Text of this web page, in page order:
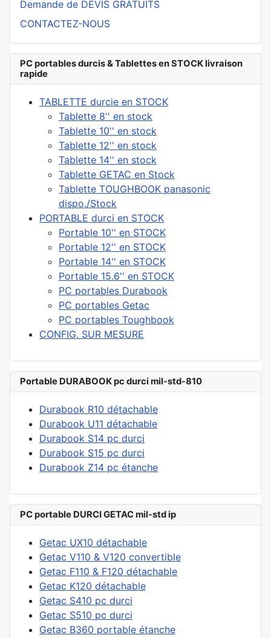
Demande de DEVIS GRATUITS
CONTACTEZ-NOUS
PC portables durcis & Tablettes en STOCK livraison
rapide
TABLETTE durcie en STOCK
Tablette 8'' en stock
Tablette 10'' en stock
Tablette 12'' en stock
Tablette 14'' en stock
Tablette GETAC en Stock
Tablette TOUGHBOOK panasonic
dispo./Stock
PORTABLE durci en STOCK
Portable 10'' en STOCK
Portable 12'' en STOCK
Portable 14'' en STOCK
Portable 15.6'' en STOCK
PC portables Durabook
PC portables Getac
PC portables Toughbook
CONFIG. SUR MESURE
Portable DURABOOK pc durci mil-std-810
Durabook R10 détachable
Durabook U11 détachable
Durabook S14 pc durci
Durabook S15 pc durci
Durabook Z14 pc étanche
PC portable DURCI GETAC mil-std ip
Getac UX10 détachable
Getac V110 & V120 convertible
Getac F110 & F120 détachable
Getac K120 détachable
Getac S410 pc durci
Getac S510 pc durci
Getac B360 portable étanche